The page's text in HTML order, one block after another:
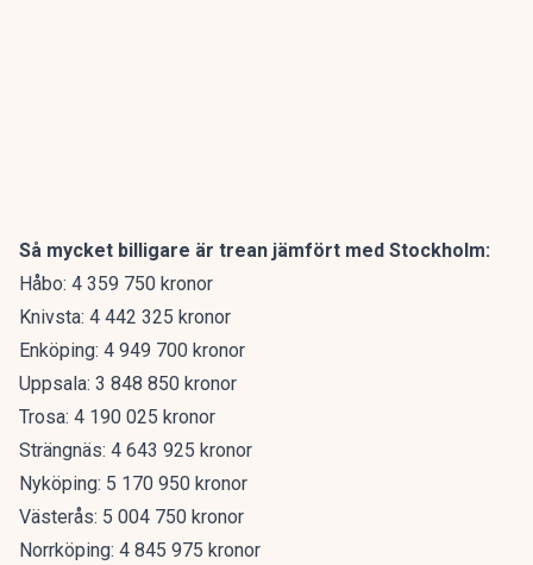
Så mycket billigare är trean jämfört med Stockholm:
Håbo: 4 359 750 kronor
Knivsta: 4 442 325 kronor
Enköping: 4 949 700 kronor
Uppsala: 3 848 850 kronor
Trosa: 4 190 025 kronor
Strängnäs: 4 643 925 kronor
Nyköping: 5 170 950 kronor
Västerås: 5 004 750 kronor
Norrköping: 4 845 975 kronor